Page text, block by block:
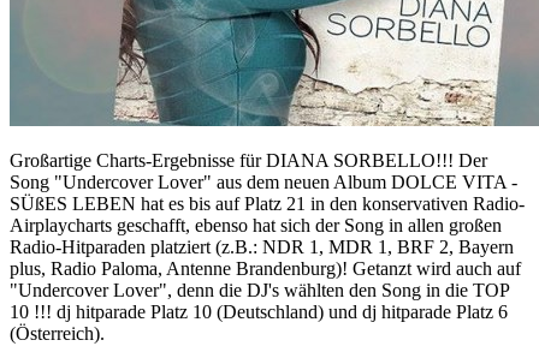
Großartige Charts-Ergebnisse für DIANA SORBELLO!!! Der
Song "Undercover Lover" aus dem neuen Album DOLCE VITA -
SÜßES LEBEN hat es bis auf Platz 21 in den konservativen Radio-
Airplaycharts geschafft, ebenso hat sich der Song in allen großen
Radio-Hitparaden platziert (z.B.: NDR 1, MDR 1, BRF 2, Bayern
plus, Radio Paloma, Antenne Brandenburg)! Getanzt wird auch auf
"Undercover Lover", denn die DJ's wählten den Song in die TOP
10 !!! dj hitparade Platz 10 (Deutschland) und dj hitparade Platz 6
(Österreich).